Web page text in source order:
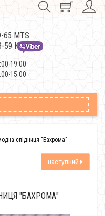
65 MTS
59 Kievstar
19:00
15:00
спідниця "Бахрома"
наступний
"БАХРОМА"